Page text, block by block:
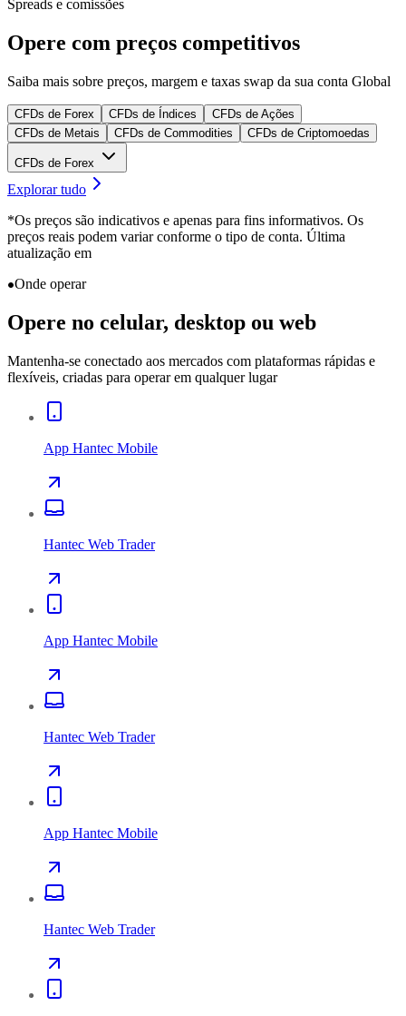
Spreads e comissões
Opere com preços competitivos
Saiba mais sobre preços, margem e taxas swap da sua conta Global
CFDs de Forex CFDs de Índices
CFDs de Ações
CFDs de Metais
CFDs de Commodities CFDs de Criptomoedas
CFDs de Forex
Explorar tudo
*Os preços são indicativos e apenas para fins informativos. Os
preços reais podem variar conforme o tipo de conta. Última
atualização em
Onde operar
Opere no celular, desktop ou web
Mantenha-se conectado aos mercados com plataformas rápidas e
flexíveis, criadas para operar em qualquer lugar
App Hantec Mobile
Hantec Web Trader
App Hantec Mobile
Hantec Web Trader
App Hantec Mobile
Hantec Web Trader